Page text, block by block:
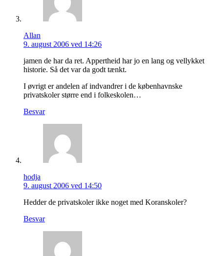
Allan
9. august 2006 ved 14:26
jamen de har da ret. Appertheid har jo en lang og vellykket
historie. Så det var da godt tænkt.
I øvrigt er andelen af indvandrer i de københavnske
privatskoler større end i folkeskolen…
Besvar
hodja
9. august 2006 ved 14:50
Hedder de privatskoler ikke noget med Koranskoler?
Besvar